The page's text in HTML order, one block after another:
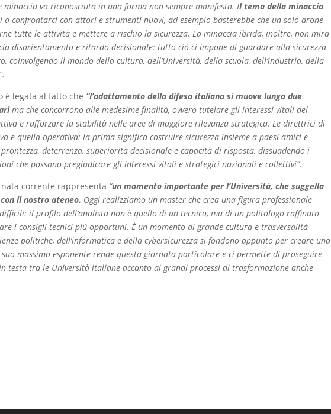
va riconosciuta in una forma non sempre manifesta. Il tema della minaccia
confrontarci con attori e strumenti nuovi, ad esempio basterebbe che un solo drone
tutte le attività e mettere a rischio la sicurezza. La minaccia ibrida, inoltre, non mira
disorientamento e ritardo decisionale: tutto ciò ci impone di guardare alla sicurezza
coinvolgendo il mondo della cultura, dell’Università, della scuola, dell’industria, della
è legata al fatto che “l’adattamento della difesa italiana si muove lungo due
ma che concorrono alle medesime finalità, ovvero tutelare gli interessi vitali del
e rafforzare la stabilità nelle aree di maggiore rilevanza strategica. Le direttrici di
e quella operativa: la prima significa costruire sicurezza insieme a paesi amici e
deterrenza, superiorità decisionale e capacità di risposta, dissuadendo i
che possano pregiudicare gli interessi vitali e strategici nazionali e collettivi”.
corrente rappresenta “un momento importante per l’Università, che suggella
il nostro ateneo. Oggi realizziamo un master che crea una figura professionale
il profilo dell’analista non è quello di un tecnico, ma di un politologo raffinato
i consigli tecnici più opportuni. È un momento di grande cultura e trasversalità
politiche, dell’informatica e della cybersicurezza si fondono appunto per creare una
massimo esponente rende questa giornata particolare e ci permette di proseguire
testa tra le Università italiane accanto ai grandi processi di trasformazione anche